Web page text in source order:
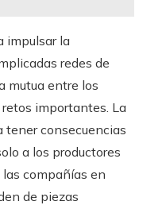
impulsar la
redes de
mutua entre los
importantes. La
tener consecuencias
a los productores
compañías en
de piezas